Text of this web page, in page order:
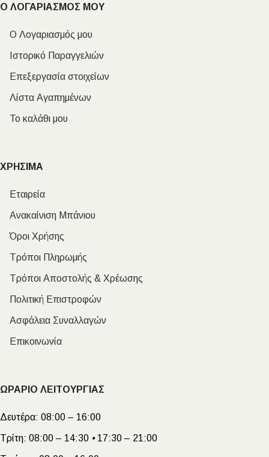
Ο ΛΟΓΑΡΙΑΣΜΟΣ ΜΟΥ
Ο Λογαριασμός μου
Ιστορικό Παραγγελιών
Επεξεργασία στοιχείων
Λίστα Αγαπημένων
Το καλάθι μου
ΧΡΗΣΙΜΑ
Εταιρεία
Ανακαίνιση Μπάνιου
Όροι Χρήσης
Τρόποι Πληρωμής
Τρόποι Αποστολής & Χρέωσης
Πολιτική Επιστροφών
Ασφάλεια Συναλλαγών
Επικοινωνία
ΩΡΑΡΙΟ ΛΕΙΤΟΥΡΓΙΑΣ
Δευτέρα: 08:00 – 16:00
Τρίτη: 08:00 – 14:30 •17:30 – 21:00